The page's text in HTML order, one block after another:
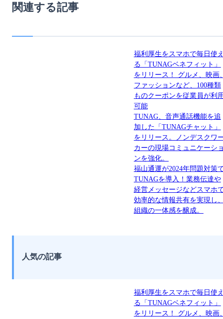
関連する記事
福利厚生をスマホで毎日使
る「TUNAGベネフィット」
をリリース！ グルメ、映画
ファッションなど、100種類
ものクーポンを従業員が利
可能
TUNAG、音声通話機能を追
加した「TUNAGチャット」
をリリース。ノンデスクワ
カーの現場コミュニケーシ
ンを強化。
福山通運が2024年問題対策
TUNAGを導入！業務伝達や
経営メッセージなどスマホ
効率的な情報共有を実現し
組織の一体感を醸成。
人気の記事
福利厚生をスマホで毎日使
る「TUNAGベネフィット」
をリリース！ グルメ、映画